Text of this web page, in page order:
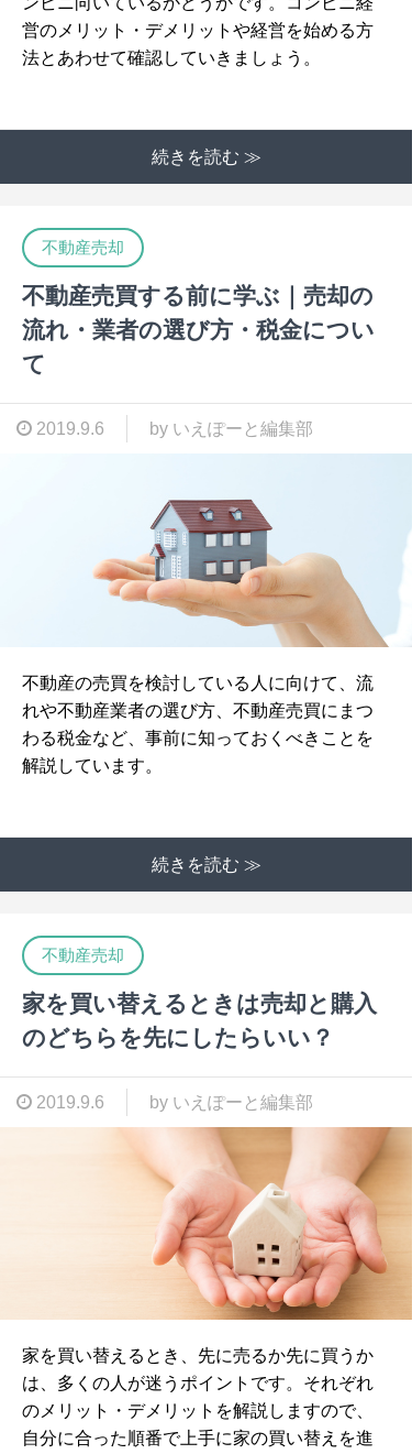
営のメリット・デメリットや経営を始める方
法とあわせて確認していきましょう。
続きを読む ≫
不動産売却
不動産売買する前に学ぶ｜売却の
流れ・業者の選び方・税金につい
て
2019.9.6 by いえぽーと編集部
不動産の売買を検討している人に向けて、流
れや不動産業者の選び方、不動産売買にまつ
わる税金など、事前に知っておくべきことを
解説しています。
続きを読む ≫
不動産売却
家を買い替えるときは売却と購入
のどちらを先にしたらいい？
2019.9.6 by いえぽーと編集部
家を買い替えるとき、先に売るか先に買うか
は、多くの人が迷うポイントです。それぞれ
のメリット・デメリットを解説しますので、
自分に合った順番で上手に家の買い替えを進